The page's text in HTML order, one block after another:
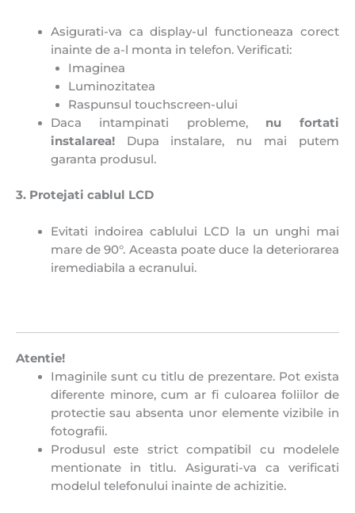
Asigurati-va ca display-ul functioneaza corect
inainte de a-l monta in telefon. Verificati:
Imaginea
Luminozitatea
Raspunsul touchscreen-ului
Daca intampinati probleme, nu fortati
instalarea!Dupa instalare, nu mai putem
garanta produsul.
3. Protejati cablul LCD
Evitati indoirea cablului LCD la un unghi mai
mare de 90°. Aceasta poate duce la deteriorarea
iremediabila a ecranului.
Atentie!
Imaginile sunt cu titlu de prezentare. Pot exista
diferente minore, cum ar fi culoarea foliilor de
protectie sau absenta unor elemente vizibile in
fotografii.
Produsul este strict compatibil cu modelele
mentionate in titlu. Asigurati-va ca verificati
modelul telefonului inainte de achizitie.